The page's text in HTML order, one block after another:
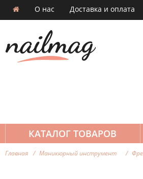
О нас Доставка и оплата
КАТАЛОГ ТОВАРОВ
Главная Маникюрный инструмент